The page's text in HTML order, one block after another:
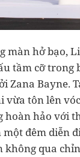
màn hở bạo,
tầm cỡ trong
Zana Bayne.
vừa tôn lên
hoàn hảo với
đêm diễn
qua